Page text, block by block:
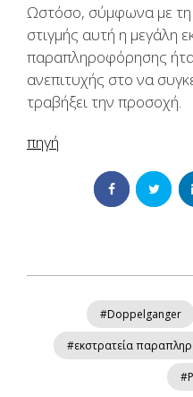
Ωστόσο, σύμφωνα με τη
στιγμής αυτή η μεγάλη
παραπληροφόρησης
ανεπιτυχής στο να
τραβήξει την προσοχή.
πηγή
#Doppelganger
#εκστρατεία